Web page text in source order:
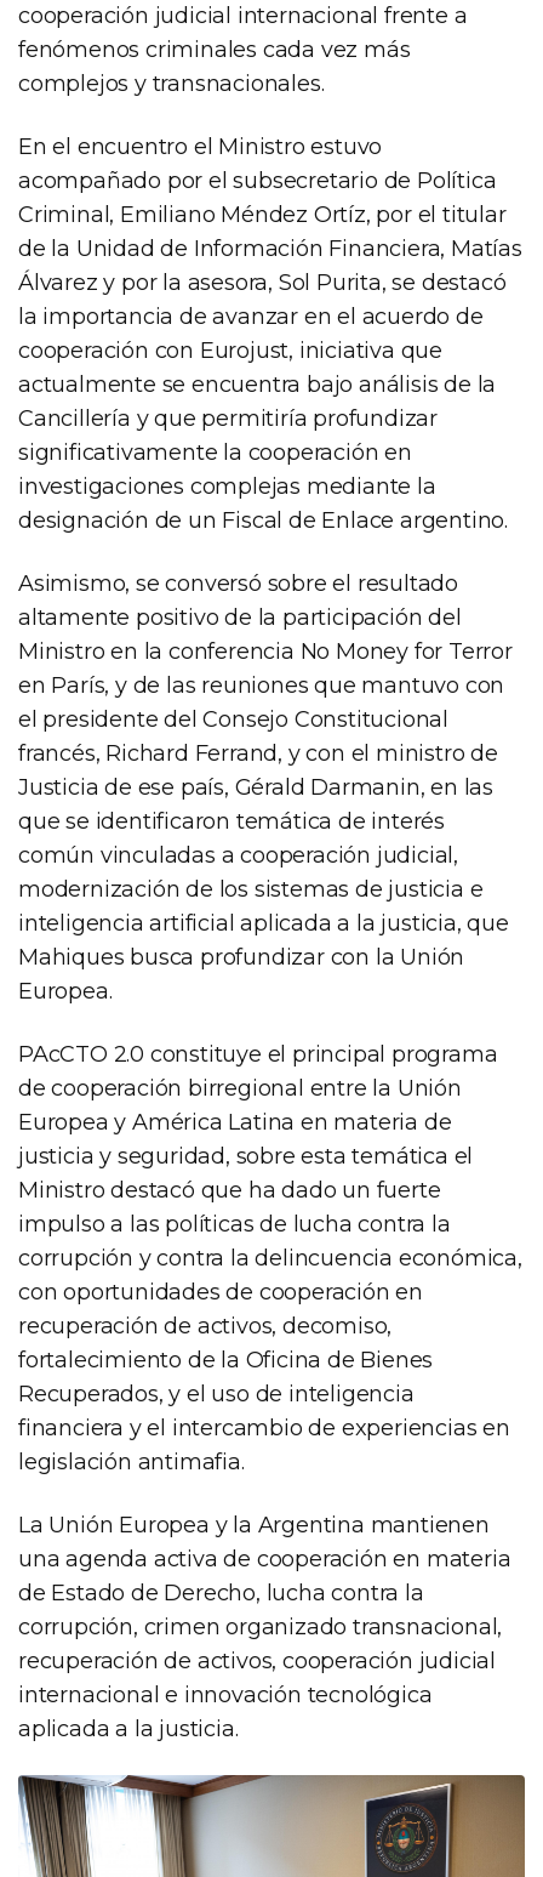
cooperación judicial internacional frente a
fenómenos criminales cada vez más
complejos y transnacionales.
En el encuentro el Ministro estuvo
acompañado por el subsecretario de Política
Criminal, Emiliano Méndez Ortíz, por el titular
de la Unidad de Información Financiera, Matías
Álvarez y por la asesora, Sol Purita, se destacó
la importancia de avanzar en el acuerdo de
cooperación con Eurojust, iniciativa que
actualmente se encuentra bajo análisis de la
Cancillería y que permitiría profundizar
significativamente la cooperación en
investigaciones complejas mediante la
designación de un Fiscal de Enlace argentino.
Asimismo, se conversó sobre el resultado
altamente positivo de la participación del
Ministro en la conferencia No Money for Terror
en París, y de las reuniones que mantuvo con
el presidente del Consejo Constitucional
francés, Richard Ferrand, y con el ministro de
Justicia de ese país, Gérald Darmanin, en las
que se identificaron temática de interés
común vinculadas a cooperación judicial,
modernización de los sistemas de justicia e
inteligencia artificial aplicada a la justicia, que
Mahiques busca profundizar con la Unión
Europea.
PAcCTO 2.0 constituye el principal programa
de cooperación birregional entre la Unión
Europea y América Latina en materia de
justicia y seguridad, sobre esta temática el
Ministro destacó que ha dado un fuerte
impulso a las políticas de lucha contra la
corrupción y contra la delincuencia económica,
con oportunidades de cooperación en
recuperación de activos, decomiso,
fortalecimiento de la Oficina de Bienes
Recuperados, y el uso de inteligencia
financiera y el intercambio de experiencias en
legislación antimafia.
La Unión Europea y la Argentina mantienen
una agenda activa de cooperación en materia
de Estado de Derecho, lucha contra la
corrupción, crimen organizado transnacional,
recuperación de activos, cooperación judicial
internacional e innovación tecnológica
aplicada a la justicia.